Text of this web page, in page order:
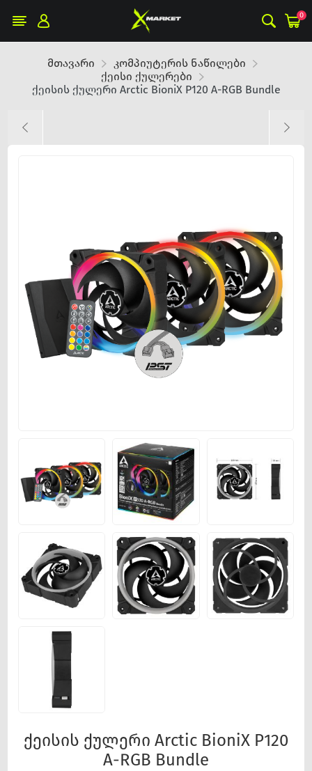
0
მთავარი
კომპიუტერის ნაწილები
ქეისი ქულერები
ქეისის ქულერი Arctic BioniX P120 A-RGB Bundle
ქეისის ქულერი Arctic BioniX P120
A-RGB Bundle